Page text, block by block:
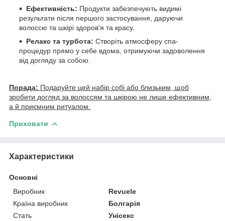
Ефективність: Продукти забезпечують видимі
результати після першого застосування, даруючи
волоссю та шкірі здоров'я та красу.
Релакс та турбота: Створіть атмосферу спа-
процедур прямо у себе вдома, отримуючи задоволення
від догляду за собою.
Порада: Подаруйте цей набір собі або близьким, щоб
зробити догляд за волоссям та шкірою не лише ефективним,
а й приємним ритуалом.
Приховати
Характеристики
Основні
Виробник
Revuele
Країна виробник
Болгарія
Стать
Унісекс